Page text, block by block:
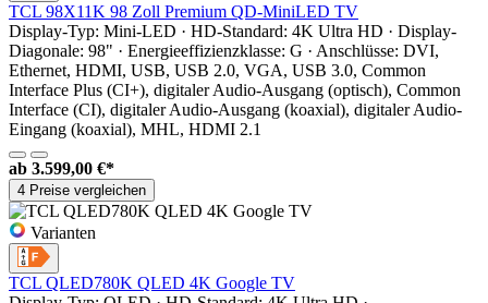
TCL 98X11K 98 Zoll Premium QD-MiniLED TV
Display-Typ: Mini-LED · HD-Standard: 4K Ultra HD · Display-
Diagonale: 98" · Energieeffizienzklasse: G · Anschlüsse: DVI,
Ethernet, HDMI, USB, USB 2.0, VGA, USB 3.0, Common
Interface Plus (CI+), digitaler Audio-Ausgang (optisch), Common
Interface (CI), digitaler Audio-Ausgang (koaxial), digitaler Audio-
Eingang (koaxial), MHL, HDMI 2.1
ab 3.599,00 €*
4 Preise vergleichen
Varianten
TCL QLED780K QLED 4K Google TV